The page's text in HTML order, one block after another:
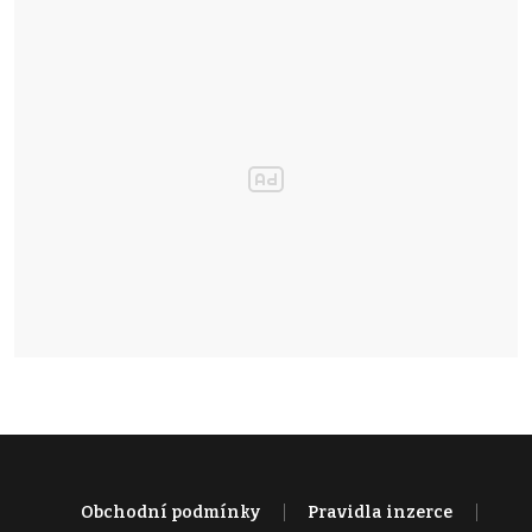
Obchodní podmínky Pravidla inzerce